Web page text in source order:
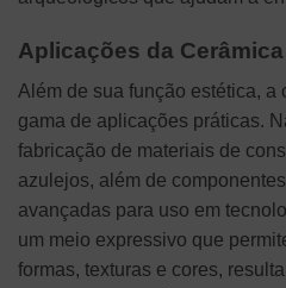
Aplicações da Cerâmica
Além de sua função estética, a
gama de aplicações práticas.
fabricação de materiais de
azulejos, além de
avançadas para uso em
um meio expressivo que
formas, texturas e cores,